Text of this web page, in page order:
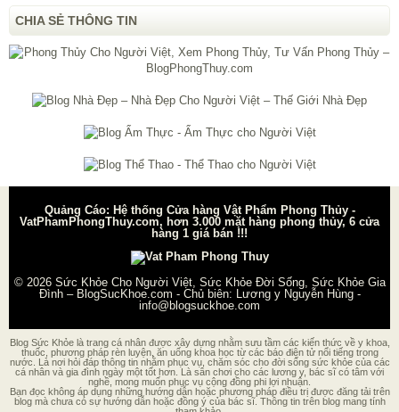
CHIA SẺ THÔNG TIN
Quảng Cáo: Hệ thống Cửa hàng Vật Phẩm Phong Thủy -
VatPhamPhongThuy.com, hơn 3.000 mặt hàng phong thủy, 6 cửa
hàng 1 giá bán !!!
© 2026 Sức Khỏe Cho Người Việt, Sức Khỏe Đời Sống, Sức Khỏe Gia
Đình – BlogSucKhoe.com - Chủ biên: Lương y Nguyễn Hùng-
info@blogsuckhoe.com
Blog Sức Khỏe là trang cá nhân được xây dựng nhằm sưu tầm các kiến thức về y khoa,
thuốc, phương pháp rèn luyện, ăn uống khoa học từ các báo điện tử nổi tiếng trong
nước. Là nơi hỏi đáp thông tin nhằm phục vụ, chăm sóc cho đời sống sức khỏe của các
cá nhân và gia đình ngày một tốt hơn. Là sân chơi cho các lương y, bác sĩ có tâm với
nghề, mong muốn phục vụ cộng đồng phi lợi nhuận.
Bạn đọc không áp dụng những hướng dẫn hoặc phương pháp điều trị được đăng tải trên
blog mà chưa có sự hướng dẫn hoặc đồng ý của bác sĩ. Thông tin trên blog mang tính